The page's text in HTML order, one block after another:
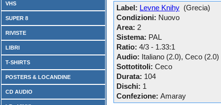
VHS
SUPER 8
RIVISTE
LIBRI
T-SHIRTS
POSTERS & LOCANDINE
CD AUDIO
Label: Levne Knihy (Grecia)
Condizioni: Nuovo
Area: 2
Sistema: PAL
Ratio: 4/3 - 1.33:1
Audio: Italiano (2.0), Ceco (2.0)
Sottotitoli: Ceco
Durata: 104
Dischi: 1
Confezione: Amaray